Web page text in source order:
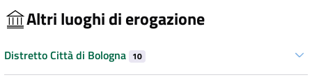
Altri luoghi di erogazione
Distretto Città di Bologna 10